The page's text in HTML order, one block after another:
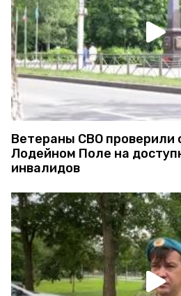
Ветераны СВО проверили
Лодейном Поле на
инвалидов